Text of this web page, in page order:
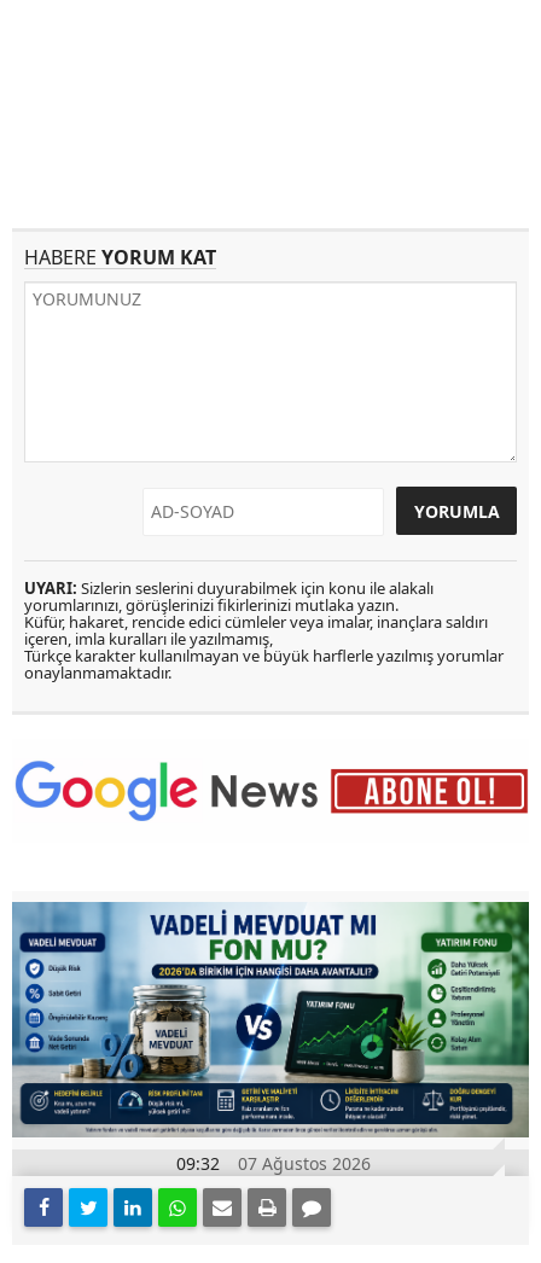
HABERE YORUM KAT
UYARI: Sizlerin seslerini duyurabilmek için konu ile alakalı
yorumlarınızı, görüşlerinizi fikirlerinizi mutlaka yazın.
Küfür, hakaret, rencide edici cümleler veya imalar, inançlara saldırı
içeren, imla kuralları ile yazılmamış,
Türkçe karakter kullanılmayan ve büyük harflerle yazılmış yorumlar
onaylanmamaktadır.
09:32 07 Ağustos 2026